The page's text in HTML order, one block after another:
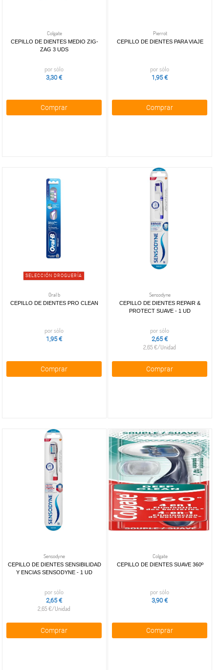
Colgate
CEPILLO DE DIENTES MEDIO ZIG-
ZAG 3 UDS
por sólo
3,30 €
Comprar
Pierrot
CEPILLO DE DIENTES PARA VIAJE
por sólo
1,95 €
Comprar
SELECCIÓN DROGUERÍA
Oral b
CEPILLO DE DIENTES PRO CLEAN
por sólo
1,95 €
Comprar
Sensodyne
CEPILLO DE DIENTES REPAIR &
PROTECT SUAVE - 1 UD
por sólo
2,65 €
2,65 €/Unidad
Comprar
Sensodyne
CEPILLO DE DIENTES SENSIBILIDAD
Y ENCIAS SENSODYNE - 1 UD
por sólo
2,65 €
2,65 €/Unidad
Comprar
Colgate
CEPILLO DE DIENTES SUAVE 360º
por sólo
3,90 €
Comprar